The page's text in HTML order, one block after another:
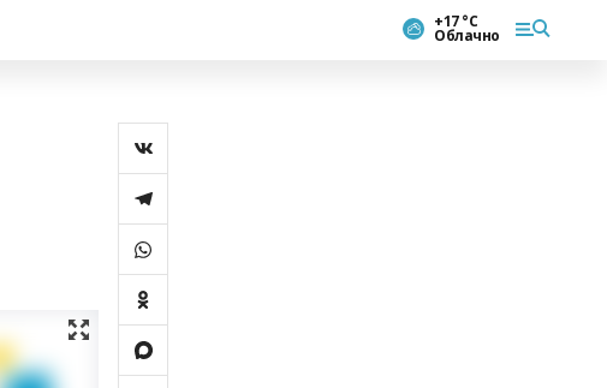
+17 °С
Облачно